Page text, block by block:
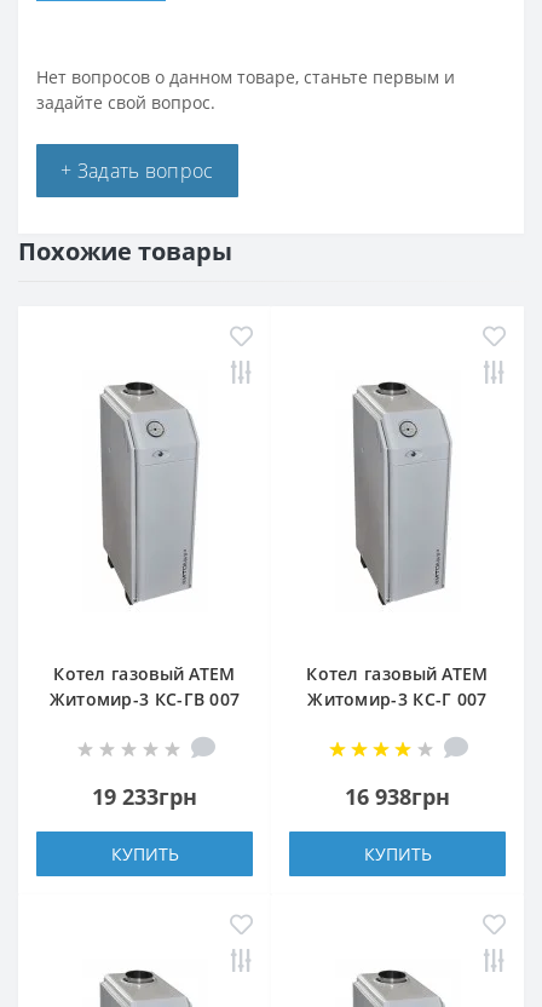
Нет вопросов о данном товаре, станьте первым и
задайте свой вопрос.
+ Задать вопрос
Похожие товары
Котел газовый АТЕМ
Житомир-3 КС-ГВ 007
19 233грн
КУПИТЬ
Котел газовый АТЕМ
Житомир-3 КС-Г 007
16 938грн
КУПИТЬ